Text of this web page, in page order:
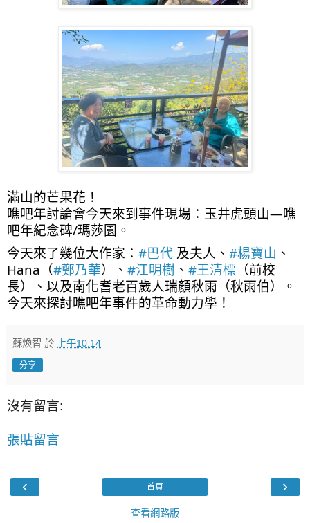
滿山的芒果花！
噍吧年討論會今天來到事件現場：玉井虎頭山—噍
吧年紀念碑/瑪莎園。
今天來了幾位大作家： #巴代 及夫人、 #楊寶山 、
Hana（#鄭乃華）、 #江明樹 、 #王清標 （前校
長）、以及南化耆老百歲人瑞顏秋雨（秋雨伯）。
今天來探討噍吧年事件的革命動力學！
蘇煥智 於 上午10:14
分享
沒有留言:
張貼留言
‹ ›
首頁
查看網路版